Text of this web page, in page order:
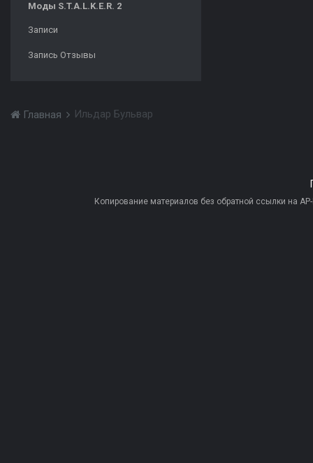
Моды S.T.A.L.K.E.R. 2
Записи
Запись Отзывы
Главная Ильдар Бульвар
Копирование материалов без обратной ссылки на